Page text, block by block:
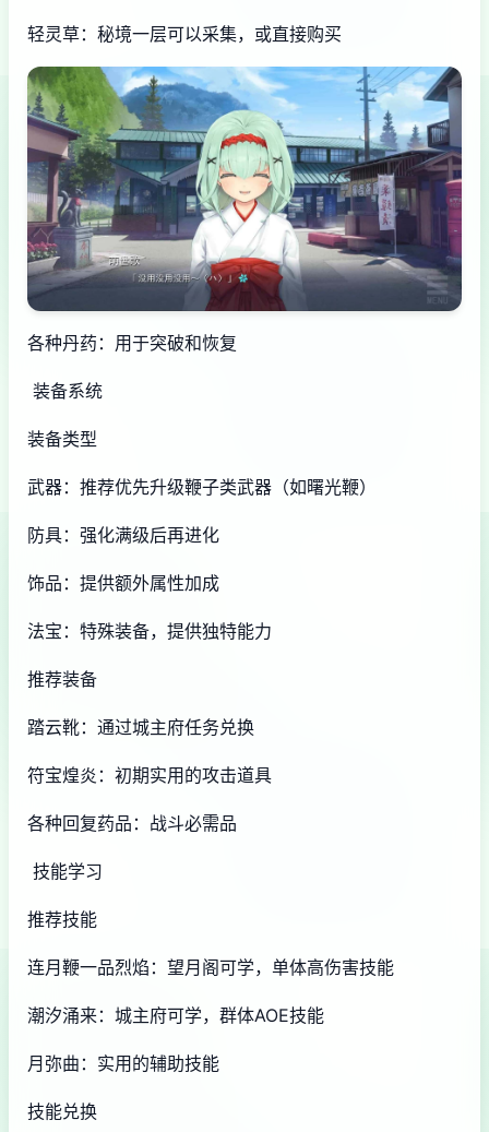
轻灵草：秘境一层可以采集，或直接购买
各种丹药：用于突破和恢复
装备系统
装备类型
武器：推荐优先升级鞭子类武器（如曙光鞭）
防具：强化满级后再进化
饰品：提供额外属性加成
法宝：特殊装备，提供独特能力
推荐装备
踏云靴：通过城主府任务兑换
符宝煌炎：初期实用的攻击道具
各种回复药品：战斗必需品
技能学习
推荐技能
连月鞭一品烈焰：望月阁可学，单体高伤害技能
潮汐涌来：城主府可学，群体AOE技能
月弥曲：实用的辅助技能
技能兑换